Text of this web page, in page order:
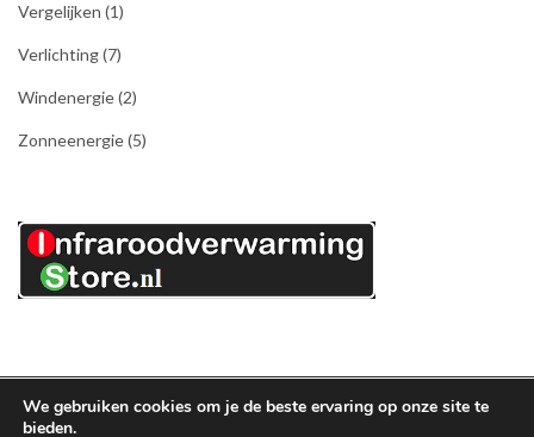
Vergelijken (1)
Verlichting(7)
Windenergie(2)
Zonneenergie(5)
We gebruiken cookies om je de beste ervaring op onze site te
bieden.